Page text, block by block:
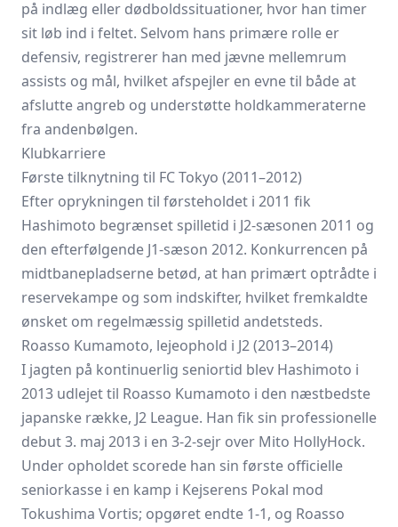
på indlæg eller dødbolds­situationer, hvor han time­r
sit løb ind i feltet. Selvom hans primære rolle er
defensiv, registrerer han med jævne mellemrum
assists og mål, hvilket afspejler en evne til både at
afslutte angreb og understøtte holdkammeraterne
fra andenbølgen.
Klubkarriere
Første tilknytning til FC Tokyo (2011–2012)
Efter oprykningen til førsteholdet i 2011 fik
Hashimoto begrænset spilletid i J2-sæsonen 2011 og
den efterfølgende J1-sæson 2012. Konkurrencen på
midtbanepladserne betød, at han primært optrådte i
reserve­kampe og som indskifter, hvilket fremkaldte
ønsket om regelmæssig spilletid andetsteds.
Roasso Kumamoto, lejeophold i J2 (2013–2014)
I jagten på kontinuerlig seniortid blev Hashimoto i
2013 udlejet til Roasso Kumamoto i den næstbedste
japanske række, J2 League. Han fik sin professionelle
debut 3. maj 2013 i en 3-2-sejr over Mito HollyHock.
Under opholdet scorede han sin første officielle
seniorkasse i en kamp i Kejserens Pokal mod
Tokushima Vortis; opgøret endte 1-1, og Roasso